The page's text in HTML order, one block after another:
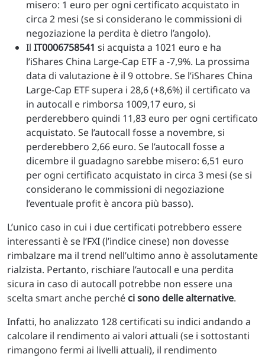
misero: 1 euro per ogni certificato acquistato in
circa 2 mesi (se si considerano le commissioni di
negoziazione la perdita è dietro l’angolo).
Il IT0006758541 si acquista a 1021 euro e ha
l’iShares China Large-Cap ETF a -7,9%. La prossima
data di valutazione è il 9 ottobre. Se l’iShares China
Large-Cap ETF supera i 28,6 (+8,6%) il certificato va
in autocall e rimborsa 1009,17 euro, si
perderebbero quindi 11,83 euro per ogni certificato
acquistato. Se l’autocall fosse a novembre, si
perderebbero 2,66 euro. Se l’autocall fosse a
dicembre il guadagno sarebbe misero: 6,51 euro
per ogni certificato acquistato in circa 3 mesi (se si
considerano le commissioni di negoziazione
l’eventuale profit è ancora più basso).
L’unico caso in cui i due certificati potrebbero essere
interessanti è se l’FXI (l’indice cinese) non dovesse
rimbalzare ma il trend nell’ultimo anno è assolutamente
rialzista. Pertanto, rischiare l’autocall e una perdita
sicura in caso di autocall potrebbe non essere una
scelta smart anche perché ci sono delle alternative.
Infatti, ho analizzato 128 certificati su indici andando a
calcolare il rendimento ai valori attuali (se i sottostanti
rimangono fermi ai livelli attuali), il rendimento